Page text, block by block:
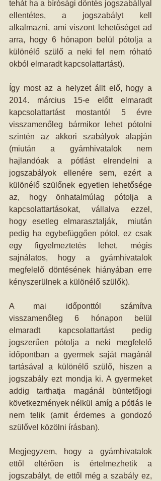
tehát ha a bírósági döntés jogszabállyal
ellentétes, a jogszabályt kell
alkalmazni, ami viszont lehetőséget ad
arra, hogy 6 hónapon belül pótolja a
különélő szülő a neki fel nem róható
okból elmaradt kapcsolattartást).
Így most az a helyzet állt elő, hogy a
2014. március 15-e előtt elmaradt
kapcsolattartást mostantól 5 évre
visszamenőleg bármikor lehet pótolni
szintén az akkori szabályok alapján
(miután a gyámhivatalok nem
hajlandóak a pótlást elrendelni a
jogszabályok ellenére sem, ezért a
különélő szülőnek egyetlen lehetősége
az, hogy önhatalmúlag pótolja a
kapcsolattartásokat, vállalva ezzel,
hogy esetleg elmarasztalják,  miután
pedig ha egybefüggően pótol, ez csak
egy figyelmeztetés lehet, mégis
sajnálatos, hogy a gyámhivatalok
megfelelő döntésének hiányában erre
kényszerülnek a különélő szülők).
A mai időponttól számítva
visszamenőleg 6 hónapon belül
elmaradt kapcsolattartást pedig
jogszerűen pótolja a neki megfelelő
időpontban a gyermek saját magánál
tartásával a különélő szülő, hiszen a
jogszabály ezt mondja ki. A gyermeket
addig tarthatja magánál büntetőjogi
következmények nélkül amíg a pótlás le
nem telik (amit érdemes a gondozó
szülővel közölni írásban).
Megjegyzem, hogy a gyámhivatalok
ettől eltérően is értelmezhetik a
jogszabályt, de ettől még a szabály ez,